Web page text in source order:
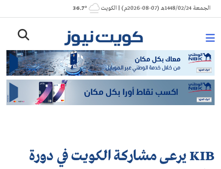
Skip
to
الجمعة 1448/02/24هـ (07-08-2026م) | الكويت ° 36.7
KIB يرعى مشاركة الكويت في دورة